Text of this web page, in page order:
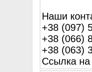
Наши
+38 (097)
+38 (066)
+38 (063)
Ссылка